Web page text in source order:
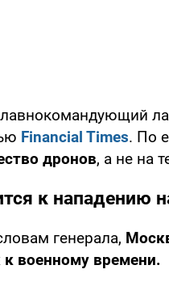
Financial Times. По
дронов, а не на
к нападению
генерала,
к военному времени.